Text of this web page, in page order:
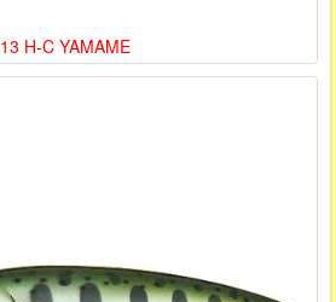
13 H-C YAMAME